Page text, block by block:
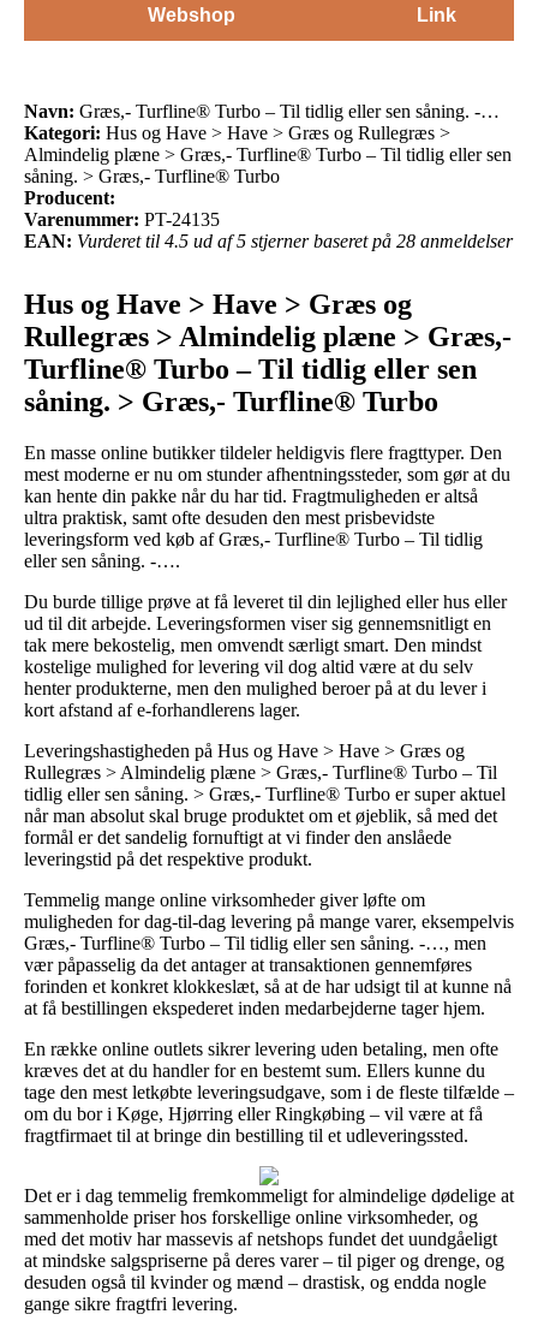
Webshop
Link
Navn: Græs,- Turfline® Turbo – Til tidlig eller sen såning. -…
Kategori: Hus og Have > Have > Græs og Rullegræs >
Almindelig plæne > Græs,- Turfline® Turbo – Til tidlig eller sen
såning. > Græs,- Turfline® Turbo
Producent:
Varenummer: PT-24135
EAN: Vurderet til 4.5 ud af 5 stjerner baseret på 28 anmeldelser
Hus og Have > Have > Græs og
Rullegræs > Almindelig plæne > Græs,-
Turfline® Turbo – Til tidlig eller sen
såning. > Græs,- Turfline® Turbo
En masse online butikker tildeler heldigvis flere fragttyper. Den
mest moderne er nu om stunder afhentningssteder, som gør at du
kan hente din pakke når du har tid. Fragtmuligheden er altså
ultra praktisk, samt ofte desuden den mest prisbevidste
leveringsform ved køb af Græs,- Turfline® Turbo – Til tidlig
eller sen såning. -….
Du burde tillige prøve at få leveret til din lejlighed eller hus eller
ud til dit arbejde. Leveringsformen viser sig gennemsnitligt en
tak mere bekostelig, men omvendt særligt smart. Den mindst
kostelige mulighed for levering vil dog altid være at du selv
henter produkterne, men den mulighed beroer på at du lever i
kort afstand af e-forhandlerens lager.
Leveringshastigheden på Hus og Have > Have > Græs og
Rullegræs > Almindelig plæne > Græs,- Turfline® Turbo – Til
tidlig eller sen såning. > Græs,- Turfline® Turbo er super aktuel
når man absolut skal bruge produktet om et øjeblik, så med det
formål er det sandelig fornuftigt at vi finder den anslåede
leveringstid på det respektive produkt.
Temmelig mange online virksomheder giver løfte om
muligheden for dag-til-dag levering på mange varer, eksempelvis
Græs,- Turfline® Turbo – Til tidlig eller sen såning. -…, men
vær påpasselig da det antager at transaktionen gennemføres
forinden et konkret klokkeslæt, så at de har udsigt til at kunne nå
at få bestillingen ekspederet inden medarbejderne tager hjem.
En række online outlets sikrer levering uden betaling, men ofte
kræves det at du handler for en bestemt sum. Ellers kunne du
tage den mest letkøbte leveringsudgave, som i de fleste tilfælde –
om du bor i Køge, Hjørring eller Ringkøbing – vil være at få
fragtfirmaet til at bringe din bestilling til et udleveringssted.
Det er i dag temmelig fremkommeligt for almindelige dødelige at
sammenholde priser hos forskellige online virksomheder, og
med det motiv har massevis af netshops fundet det uundgåeligt
at mindske salgspriserne på deres varer – til piger og drenge, og
desuden også til kvinder og mænd – drastisk, og endda nogle
gange sikre fragtfri levering.